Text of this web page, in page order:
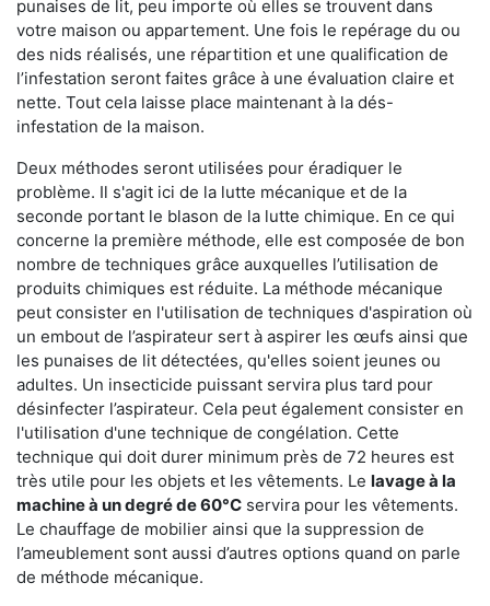
punaises de lit, peu importe où elles se trouvent dans
votre maison ou appartement. Une fois le repérage du ou
des nids réalisés, une répartition et une qualification de
l’infestation seront faites grâce à une évaluation claire et
nette. Tout cela laisse place maintenant à la dés-
infestation de la maison.
Deux méthodes seront utilisées pour éradiquer le
problème. Il s'agit ici de la lutte mécanique et de la
seconde portant le blason de la lutte chimique. En ce qui
concerne la première méthode, elle est composée de bon
nombre de techniques grâce auxquelles l’utilisation de
produits chimiques est réduite. La méthode mécanique
peut consister en l'utilisation de techniques d'aspiration où
un embout de l’aspirateur sert à aspirer les œufs ainsi que
les punaises de lit détectées, qu'elles soient jeunes ou
adultes. Un insecticide puissant servira plus tard pour
désinfecter l’aspirateur. Cela peut également consister en
l'utilisation d'une technique de congélation. Cette
technique qui doit durer minimum près de 72 heures est
très utile pour les objets et les vêtements. Le lavage à la
machine à un degré de 60°C servira pour les vêtements.
Le chauffage de mobilier ainsi que la suppression de
l’ameublement sont aussi d’autres options quand on parle
de méthode mécanique.